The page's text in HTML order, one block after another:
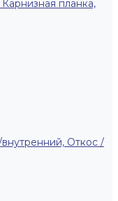
планка,
Откос /